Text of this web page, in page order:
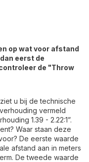
op wat voor afstand
eerst de
de "Throw
u bij de technische
vermeld
1.39 - 2.22:1”.
Waar staan deze
De eerste waarde
afstand aan in meters
De tweede waarde